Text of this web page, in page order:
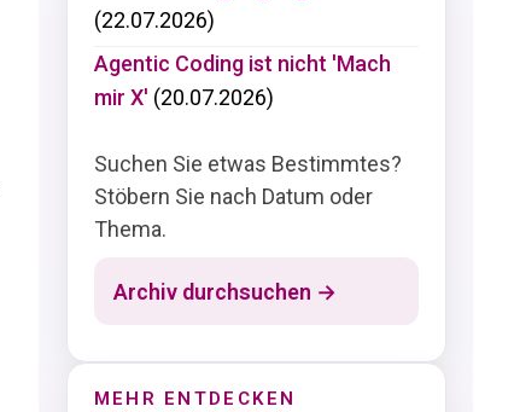
(22.07.2026)
Agentic Coding ist nicht 'Mach
mir X' (20.07.2026)
Suchen Sie etwas Bestimmtes?
Stöbern Sie nach Datum oder
Thema.
Archiv durchsuchen →
MEHR ENTDECKEN